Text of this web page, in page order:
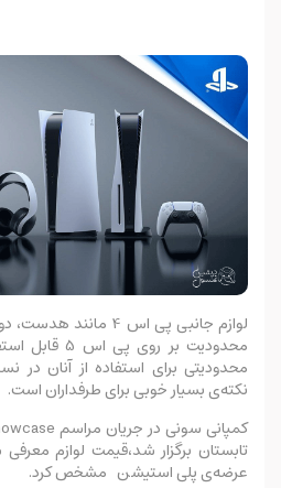
محدودیت بر
محدودیتی برای استفاده از آنان
نکته‌ی بسیار خوبی برای طرفداران است.
تابستان برگزار شد،قیمت لوازم
عرضه‌ی پلی استیشن مشخص کرد.